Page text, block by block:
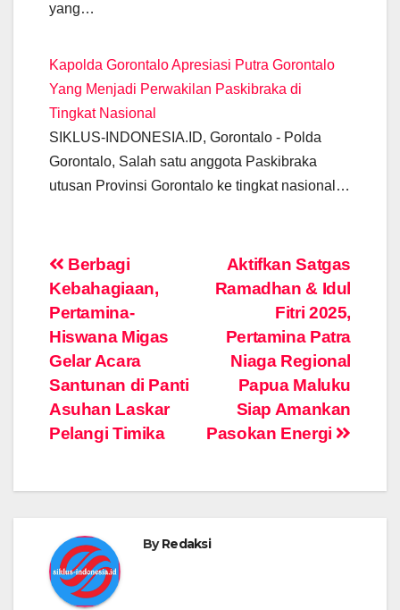
yang…
Kapolda Gorontalo Apresiasi Putra Gorontalo
Yang Menjadi Perwakilan Paskibraka di
Tingkat Nasional
SIKLUS-INDONESIA.ID, Gorontalo - Polda
Gorontalo, Salah satu anggota Paskibraka
utusan Provinsi Gorontalo ke tingkat nasional…
Post
navigation
Aktifkan Satgas
Ramadhan & Idul
Fitri 2025,
Pertamina Patra
Niaga Regional
Papua Maluku
Siap Amankan
Pasokan Energi
Berbagi
Kebahagiaan,
Pertamina-
Hiswana Migas
Gelar Acara
Santunan di Panti
Asuhan Laskar
Pelangi Timika
ByRedaksi